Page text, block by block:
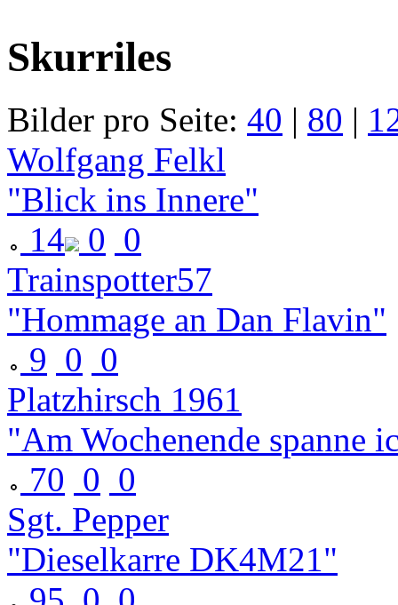
Skurriles
Bilder pro Seite: 40 | 80 |
Wolfgang Felkl
"Blick ins Innere"
14
0 0
Trainspotter57
"Hommage an Dan Flavin"
9 0 0
Platzhirsch 1961
"Am Wochenende spanne
70 0 0
Sgt. Pepper
"Dieselkarre DK4M21"